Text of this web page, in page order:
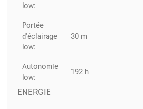
low:
Portée
d'éclairage
low:
30 m
Autonomie
low:
192 h
ENERGIE